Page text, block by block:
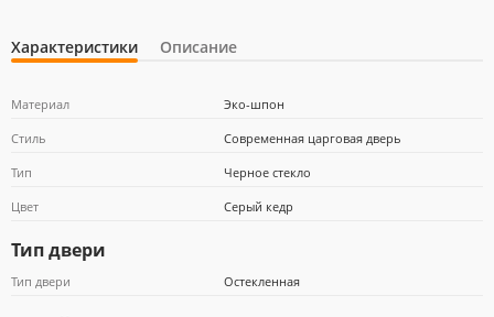
otpbank
Характеристики
Материал Эко-шпон
Стиль Современная царговая дверь
Тип Черное стекло
Цвет Серый кедр
Тип двери
Тип двери Остекленная
Описание